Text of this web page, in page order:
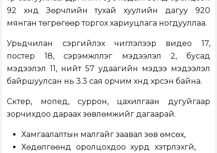
92 хүнд Зөрчлийн тухай хуулийн дагуу 920
мянган төгрөгөөр торгох хариуцлага ногдууллаа.
Урьдчилан сэргийлэх чиглэлээр видео 17,
постер 18, сэрэмжлүүлэг мэдээлэл 2, бусад
мэдээлэл 11, нийт 57 удаагийн мэдээ мэдээлэл
байршуулсан нь 3.3 сая орчим хүнд хүрсэн байна.
Скүтер, мопед, суррон, цахилгаан дугуйгаар
зорчихдоо дараах зөвлөмжийг дагаарай.
Хамгаалалтын малгайг заавал зөв өмсөх,
Хөдөлгөөнд оролцохдоо хурд хэтрүүлэхгүй,